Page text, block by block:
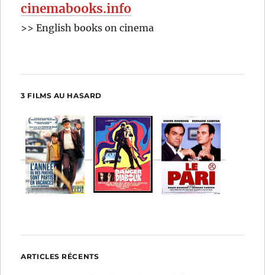
cinemabooks.info
>> English books on cinema
3 FILMS AU HASARD
ARTICLES RÉCENTS